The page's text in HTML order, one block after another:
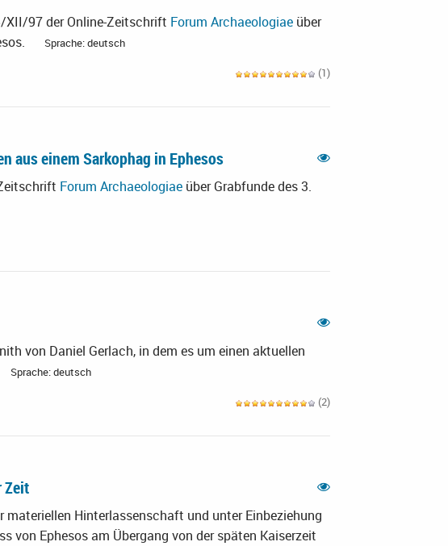
XII/97 der Online-Zeitschrift Forum Archaeologiae über
Sprache: deutsch
(1)
aus einem Sarkophag in Ephesos
Forum Archaeologiae über Grabfunde des 3.
von Daniel Gerlach, in dem es um einen aktuellen
Sprache: deutsch
(2)
Zeit
materiellen Hinterlassenschaft und unter Einbeziehung
von Ephesos am Übergang von der späten Kaiserzeit